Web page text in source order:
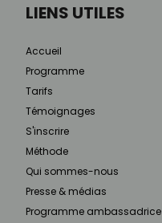
LIENS UTILES
Accueil
Programme
Tarifs
Témoignages
S'inscrire
Méthode
Qui sommes-nous
Presse & médias
Programme ambassadrice